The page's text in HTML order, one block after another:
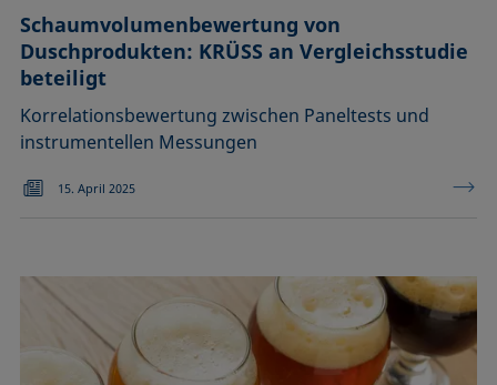
Schaumvolumenbewertung von
Duschprodukten: KRÜSS an Vergleichsstudie
beteiligt
Korrelationsbewertung zwischen Paneltests und
instrumentellen Messungen
15. April 2025